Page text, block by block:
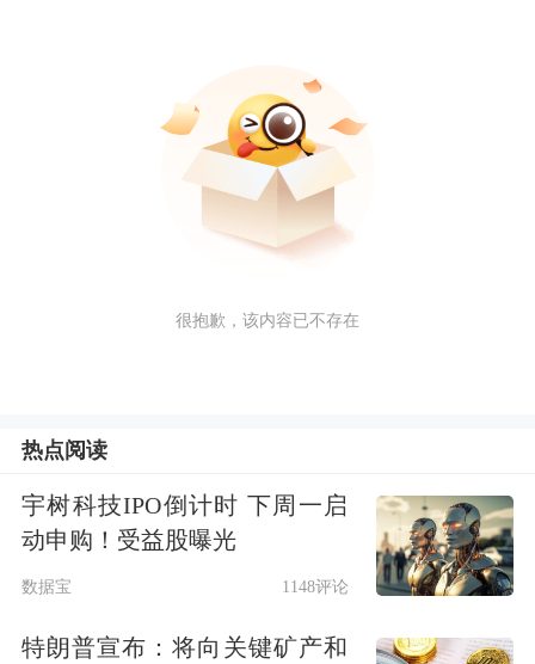
很抱歉，该内容已不存在
热点阅读
宇树科技IPO倒计时 下周一启
动申购！受益股曝光
数据宝 1148评论
特朗普宣布：将向关键矿产和